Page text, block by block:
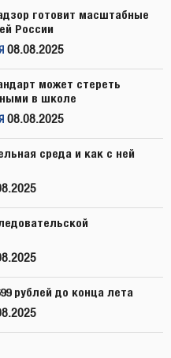
готовит масштабные
России
08.08.2025
может стереть
в школе
08.08.2025
среда и как с ней
рублей до конца лета